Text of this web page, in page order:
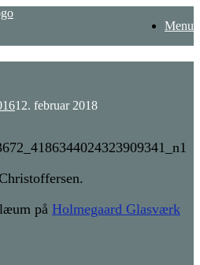
Menu
12. februar 2018
på Holmegaard Glasværk